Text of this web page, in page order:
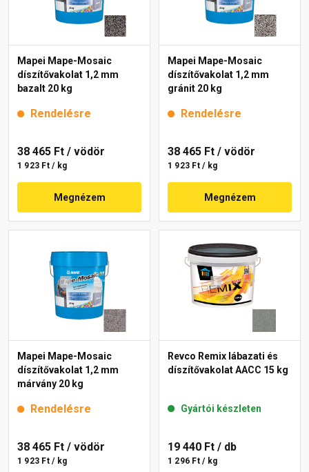
Mapei Mape-Mosaic
díszítővakolat 1,2 mm
bazalt 20 kg
Rendelésre
38 465 Ft / vödör
1 923 Ft / kg
Megnézem
Mapei Mape-Mosaic
díszítővakolat 1,2 mm
gránit 20 kg
Rendelésre
38 465 Ft / vödör
1 923 Ft / kg
Megnézem
Mapei Mape-Mosaic
díszítővakolat 1,2 mm
márvány 20 kg
Rendelésre
38 465 Ft / vödör
1 923 Ft / kg
Revco Remix lábazati és
díszítővakolat AACC 15 kg
Gyártói készleten
19 440 Ft / db
1 296 Ft / kg